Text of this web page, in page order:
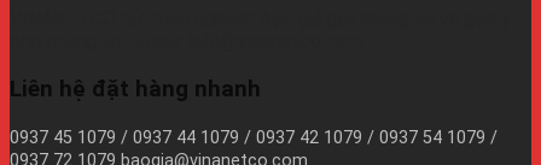
Liên hệ đặt hàng nhanh
0937 45 1079 / 0937 44 1079 / 0937 42 1079 / 0937 54 1079 /
0937 72 1079 baogia@vinanetco.com